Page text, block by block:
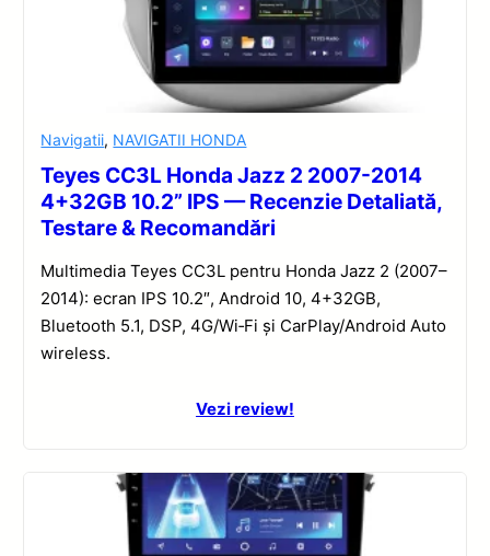
Navigatii, NAVIGATII HONDA
Teyes CC3L Honda Jazz 2 2007-2014
4+32GB 10.2” IPS — Recenzie Detaliată,
Testare & Recomandări
Multimedia Teyes CC3L pentru Honda Jazz 2 (2007–
2014): ecran IPS 10.2″, Android 10, 4+32GB,
Bluetooth 5.1, DSP, 4G/Wi‑Fi și CarPlay/Android Auto
wireless.
Vezi review!